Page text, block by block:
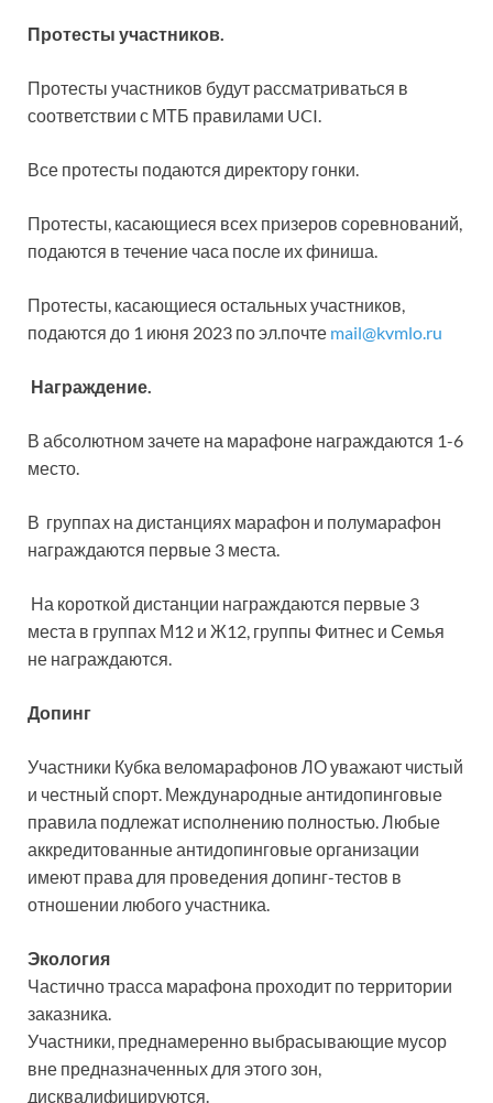
Протесты участников.
Протесты участников будут рассматриваться в
соответствии с МТБ правилами UCI.
Все протесты подаются директору гонки.
Протесты, касающиеся всех призеров соревнований,
подаются в течение часа после их финиша.
Протесты, касающиеся остальных участников,
подаются до 1 июня 2023 по эл.почте mail@kvmlo.ru
Награждение.
В абсолютном зачете на марафоне награждаются 1-6
место.
В группах на дистанциях марафон и полумарафон
награждаются первые 3 места.
На короткой дистанции награждаются первые 3
места в группах М12 и Ж12, группы Фитнес и Семья
не награждаются.
Допинг
Участники Кубка веломарафонов ЛО уважают чистый
и честный спорт. Международные антидопинговые
правила подлежат исполнению полностью. Любые
аккредитованные антидопинговые организации
имеют права для проведения допинг-тестов в
отношении любого участника.
Экология
Частично трасса марафона проходит по территории
заказника.
Участники, преднамеренно выбрасывающие мусор
вне предназначенных для этого зон,
дисквалифицируются.